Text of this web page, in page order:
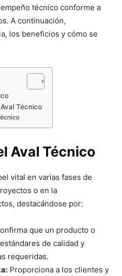
técnico conforme a
A continuación,
los beneficios y cómo se
Técnico
Aval Técnico
vital en varias fases de
o en la
destacándose por:
que un producto o
de calidad y
requeridas.
Proporciona a los clientes y